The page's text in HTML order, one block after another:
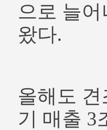
으로 늘
왔다.
올해도
기 매출 3